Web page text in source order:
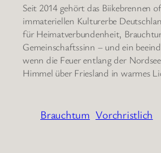
Seit 2014 gehört das Biikebrennen
immateriellen Kulturerbe
für Heimatverbundenheit,
Gemeinschaftssinn – und ein
wenn die Feuer entlang der
Himmel über Friesland in warmes
Brauchtum Vorchristlich